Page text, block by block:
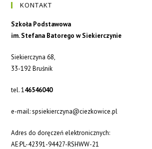
KONTAKT
Szkoła Podstawowa
im. Stefana Batorego w Siekierczynie
Siekierczyna 68,
33-192 Bruśnik
tel. 146546040
e-mail: spsiekierczyna@ciezkowice.pl
Adres do doręczeń elektronicznych:
AE:PL-42391-94427-RSHWW-21